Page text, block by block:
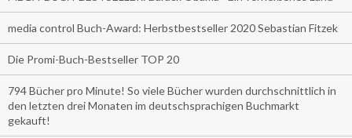
media control Buch-Award: Herbstbestseller 2020 Sebastian Fitzek
Die Promi-Buch-Bestseller TOP 20
794 Bücher pro Minute! So viele Bücher wurden durchschnittlich in
den letzten drei Monaten im deutschsprachigen Buchmarkt
gekauft!